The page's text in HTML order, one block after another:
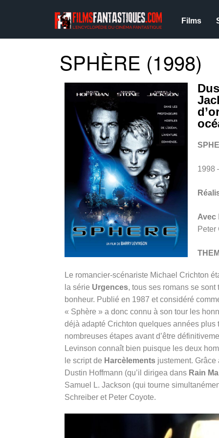
Films
SPHÈRE (1998)
1998
Avec
Le romancier-scénariste Michael Crichton
la série Urgences, tous ses romans se sont
bonheur. Publié en 1987 et considéré
« Sphère » a donc connu à son tour les
déjà adapté Crichton quelques années plus
nombreuses étapes avant d’être
Levinson connaît bien puisque les deux
le script de Harcèlements justement.
Dustin Hoffmann (qu’il dirigea dans Rain
Samuel L. Jackson (qui tourne
Schreiber et Peter Coyote.